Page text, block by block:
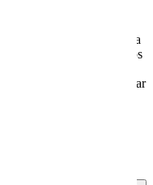
de un año, hasta
y accesorios seleccionados
PiggyBack). Para
los clientes deben registrar
el apartado
de tres meses desde la
válido de un
de dar las gracias!